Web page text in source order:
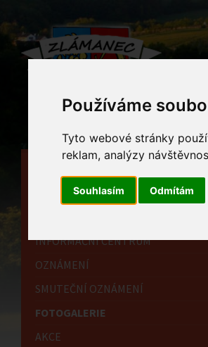
Používáme
Tyto webové stránky
reklam, analýzy
Souhlasím Odmítám
OBECNÍ ÚŘAD
INFORMAČNÍ CENTRUM
OZNÁMENÍ
SMUTEČNÍ OZNÁMENÍ
FOTOGALERIE
AKCE